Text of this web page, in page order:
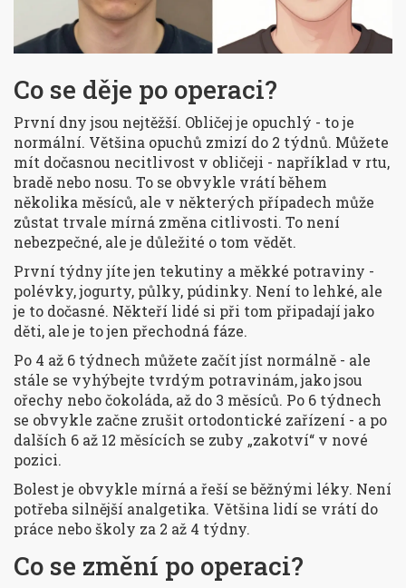
Co se děje po operaci?
První dny jsou nejtěžší. Obličej je opuchlý - to je
normální. Většina opuchů zmizí do 2 týdnů. Můžete
mít dočasnou necitlivost v obličeji - například v rtu,
bradě nebo nosu. To se obvykle vrátí během
několika měsíců, ale v některých případech může
zůstat trvale mírná změna citlivosti. To není
nebezpečné, ale je důležité o tom vědět.
První týdny jíte jen tekutiny a měkké potraviny -
polévky, jogurty, půlky, púdinky. Není to lehké, ale
je to dočasné. Někteří lidé si při tom připadají jako
děti, ale je to jen přechodná fáze.
Po 4 až 6 týdnech můžete začít jíst normálně - ale
stále se vyhýbejte tvrdým potravinám, jako jsou
ořechy nebo čokoláda, až do 3 měsíců. Po 6 týdnech
se obvykle začne zrušit ortodontické zařízení - a po
dalších 6 až 12 měsících se zuby „zakotví“ v nové
pozici.
Bolest je obvykle mírná a řeší se běžnými léky. Není
potřeba silnější analgetika. Většina lidí se vrátí do
práce nebo školy za 2 až 4 týdny.
Co se změní po operaci?